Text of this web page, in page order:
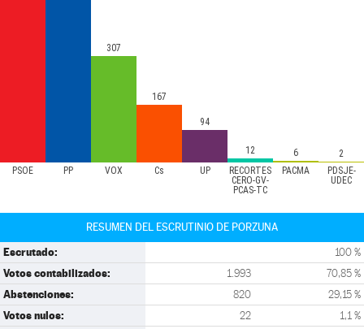
PSOE PP VOX Cs UP
RECORTES
CERO-GV-
PCAS-TC
PACMA
PDSJE-
UDEC
307
167
94
12 6 2
RESUMEN DEL ESCRUTINIO DE PORZUNA
Escrutado: 100 %
Votos contabilizados: 1.993 70,85 %
Abstenciones: 820 29,15 %
Votos nulos: 22 1,1 %